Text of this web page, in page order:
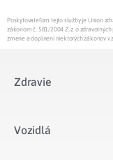
Poskytovateľom tejto služby je Union
zákonom č. 581/2004 Z.z. o
zmene a doplnení niektorých zákonov v
Zdravie
Vozidlá​